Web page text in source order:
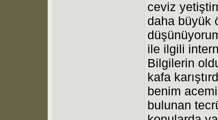
ceviz
daha büyük
ile ilgili
Bilgilerin
kafa
benim
bulunan